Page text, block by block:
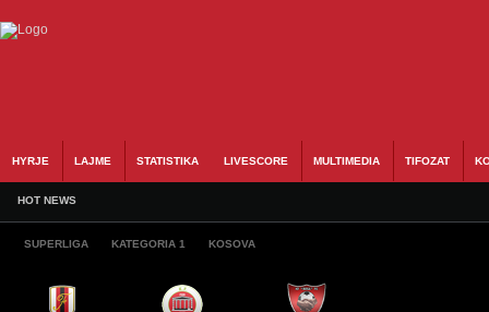
HYRJE LAJME STATISTIKA LIVESCORE MULTIMEDIA TIFOZAT
HOT NEWS
SUPERLIGA KATEGORIA 1 KOSOVA